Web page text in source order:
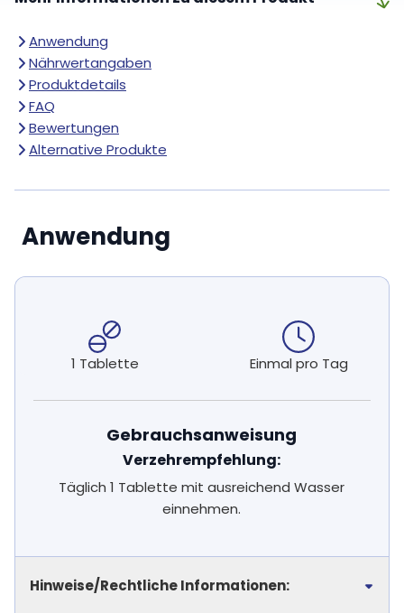
Anwendung
Nährwertangaben
Produktdetails
FAQ
Bewertungen
Alternative Produkte
Anwendung
1 Tablette Einmal pro Tag
Gebrauchsanweisung
Verzehrempfehlung:
Täglich 1 Tablette mit ausreichend Wasser
einnehmen.
Hinweise/Rechtliche Informationen: